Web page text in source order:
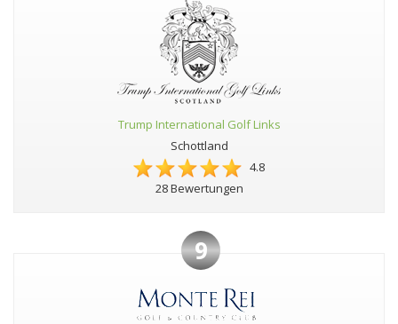
Trump International Golf Links
Schottland
4.8
28 Bewertungen
9